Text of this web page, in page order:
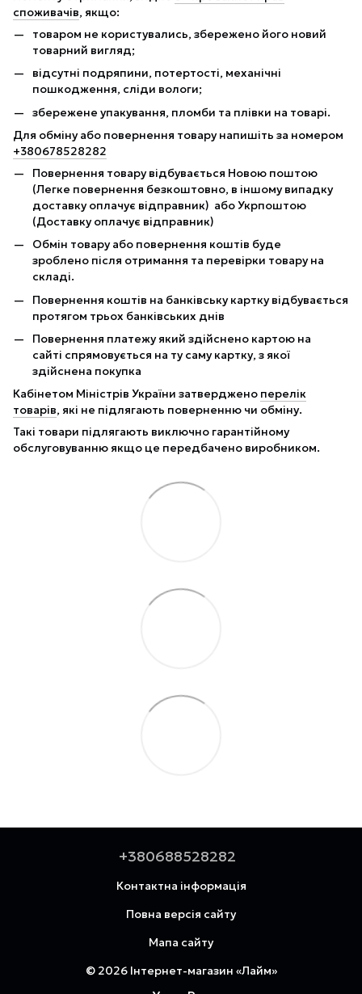
споживачів, якщо:
товаром не користувались, збережено його новий
товарний вигляд;
відсутні подряпини, потертості, механічні
пошкодження, сліди вологи;
збережене упакування, пломби та плівки на товарі.
Для обміну або повернення товару напишіть за номером
+380678528282
Повернення товару відбувається Новою поштою
(Легке повернення безкоштовно, в іншому випадку
доставку оплачує відправник) або Укрпоштою
(Доставку оплачує відправник)
Обмін товару або повернення коштів буде
зроблено після отримання та перевірки товару на
складі.
Повернення коштів на банківську картку відбувається
протягом трьох банківських днів
Повернення платежу який здійснено картою на
сайті спрямовується на ту саму картку, з якої
здійснена покупка
Кабінетом Міністрів України затверджено перелік
товарів, які не підлягають поверненню чи обміну.
Такі товари підлягають виключно гарантійному
обслуговуванню якщо це передбачено виробником.
+380688528282
Контактна інформація
Повна версія сайту
Мапа сайту
© 2026 Інтернет-магазин «Лайм»